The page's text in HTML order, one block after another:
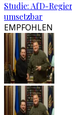
Studie: AfD-
umsetzbar
EMPFOHLEN